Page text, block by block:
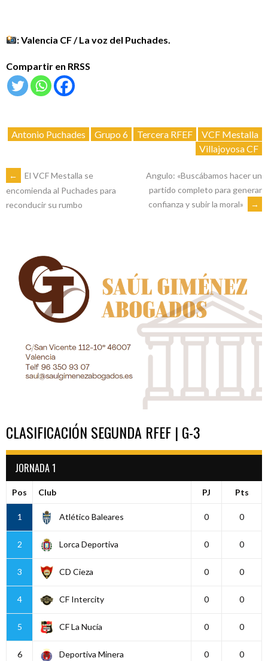
: Valencia CF / La voz del Puchades.
Compartir en RRSS
Antonio Puchades Grupo 6 Tercera RFEF
VCF Mestalla
Villajoyosa CF
NAVEGACIÓN
DE
ENTRADAS
←
El VCF Mestalla se
encomienda al Puchades para
reconducir su rumbo
Angulo: «Buscábamos hacer un
partido completo para generar
confianza y subir la moral»
→
CLASIFICACIÓN SEGUNDA RFEF | G-3
JORNADA 1
Pos Club PJ Pts
1 Atlético Baleares 0 0
2 Lorca Deportiva 0 0
3 CD Cieza 0 0
4 CF Intercity 0 0
5 CF La Nucía 0 0
6 Deportiva Minera 0 0